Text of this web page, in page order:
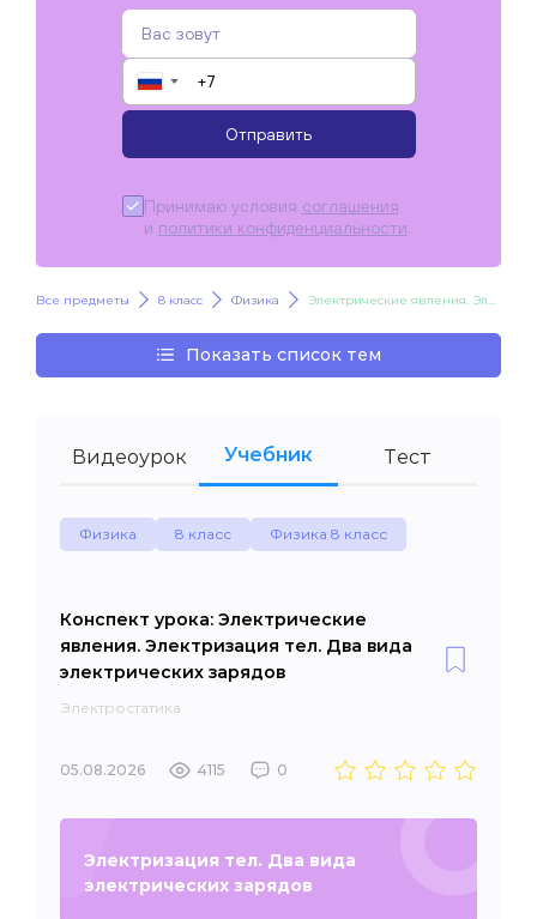
▼
Отправить
Принимаю условия соглашения
и политики конфиденциальности
Все предметы 8 класс Физика Электрические явления. Электризация тел. Два вида электрических зарядов
Показать список тем
Видеоурок Учебник Тест
Физика 8 класс Физика 8 класс
Конспект урока: Электрические
явления. Электризация тел. Два вида
электрических зарядов
Электростатика
05.08.2026 4115 0
Электризация тел. Два вида
электрических зарядов